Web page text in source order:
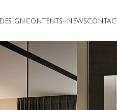
DESIGN CONTENTS NEWSCONTACT